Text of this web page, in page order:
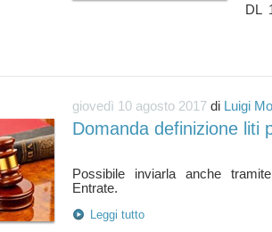
DL
giovedì 10 agosto 2017 di Luigi
Domanda definizione liti
Possibile inviarla anche
Leggi tutto